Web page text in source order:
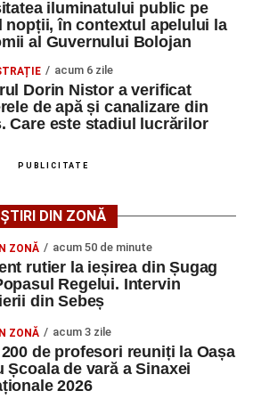
atracție se numără spectacolul de
Grădina Muzeului Municipal „Ioan
dirijoruluiRemus Grama, alături de
prestigiu.
vor urca atât artiști consacrați, cât
și în străinătate.
o componentă cinematografică
va putea urmări mai multe producții
producătoareiGabi Suciu
prezentă de-a lungul timpului la
importante festivaluri europene de
este show-ul susținut de
iluminatului public pe
nopții, în contextul apelului la
al Guvernului Bolojan
acum 6 zile
Dorin Nistor a verificat
de apă și canalizare din
Care este stadiul lucrărilor
PUBLICITATE
ȘTIRI DIN ZONĂ
ZONĂ acum 50 de minute
rutier la ieșirea din Șugag
Regelui. Intervin
din Sebeș
ZONĂ acum 3 zile
de profesori reuniți la Oașa
Școala de vară a Sinaxei
2026